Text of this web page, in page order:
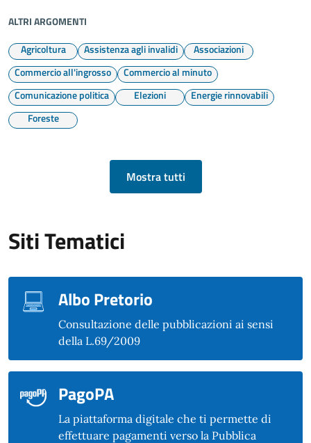
ALTRI ARGOMENTI
Agricoltura
Assistenza agli invalidi
Associazioni
Commercio all'ingrosso
Commercio al minuto
Comunicazione politica
Elezioni
Energie rinnovabili
Foreste
Mostra tutti
Siti Tematici
Albo Pretorio
Consultazione delle pubblicazioni ai sensi
della L.69/2009
PagoPA
La piattaforma digitale che ti permette di
effettuare pagamenti verso la Pubblica